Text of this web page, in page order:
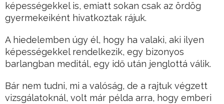
képességekkel is, emiatt sokan csak az ördög
gyermekeiként hivatkoztak rájuk.
A hiedelemben úgy él, hogy ha valaki, aki ilyen
képességekkel rendelkezik, egy bizonyos
barlangban meditál, egy idő után jenglottá válik.
Bár nem tudni, mi a valóság, de a rajtuk végzett
vizsgálatoknál, volt már példa arra, hogy emberi